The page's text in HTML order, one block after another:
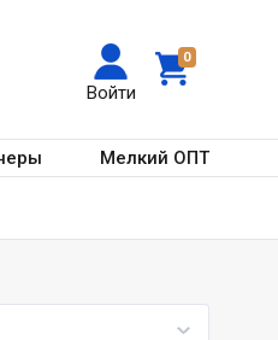
0
Войти
Мелкий ОПТ